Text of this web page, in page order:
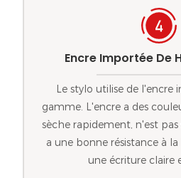
Encre Importée De
Le stylo utilise de l'encre
gamme. L'encre a des
sèche rapidement, n'est pas
a une bonne résistance à
une écriture claire